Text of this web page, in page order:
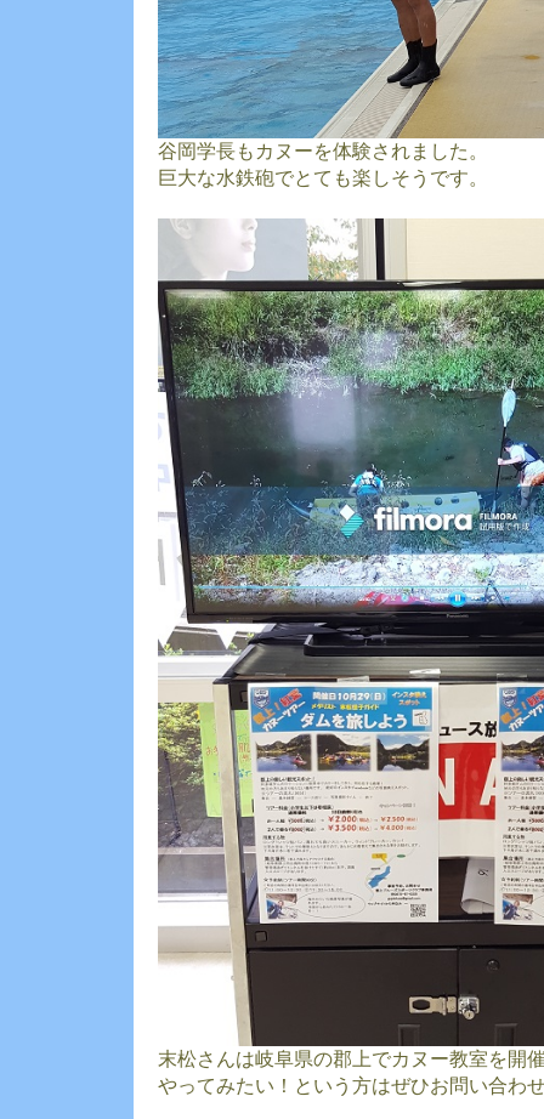
谷岡学長もカヌーを体験されました。
巨大な水鉄砲でとても楽しそうです。
末松さんは岐阜県の郡上でカヌー教室を開
やってみたい！という方はぜひお問い合わ